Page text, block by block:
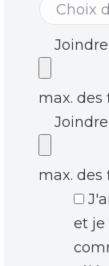
max. des
max. des
et je